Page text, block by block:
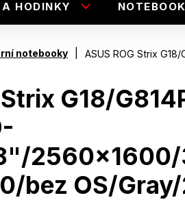
HODINKY
notebooky ASUS ROG Strix
G18/
2560x1600/
bez OS/Gray/